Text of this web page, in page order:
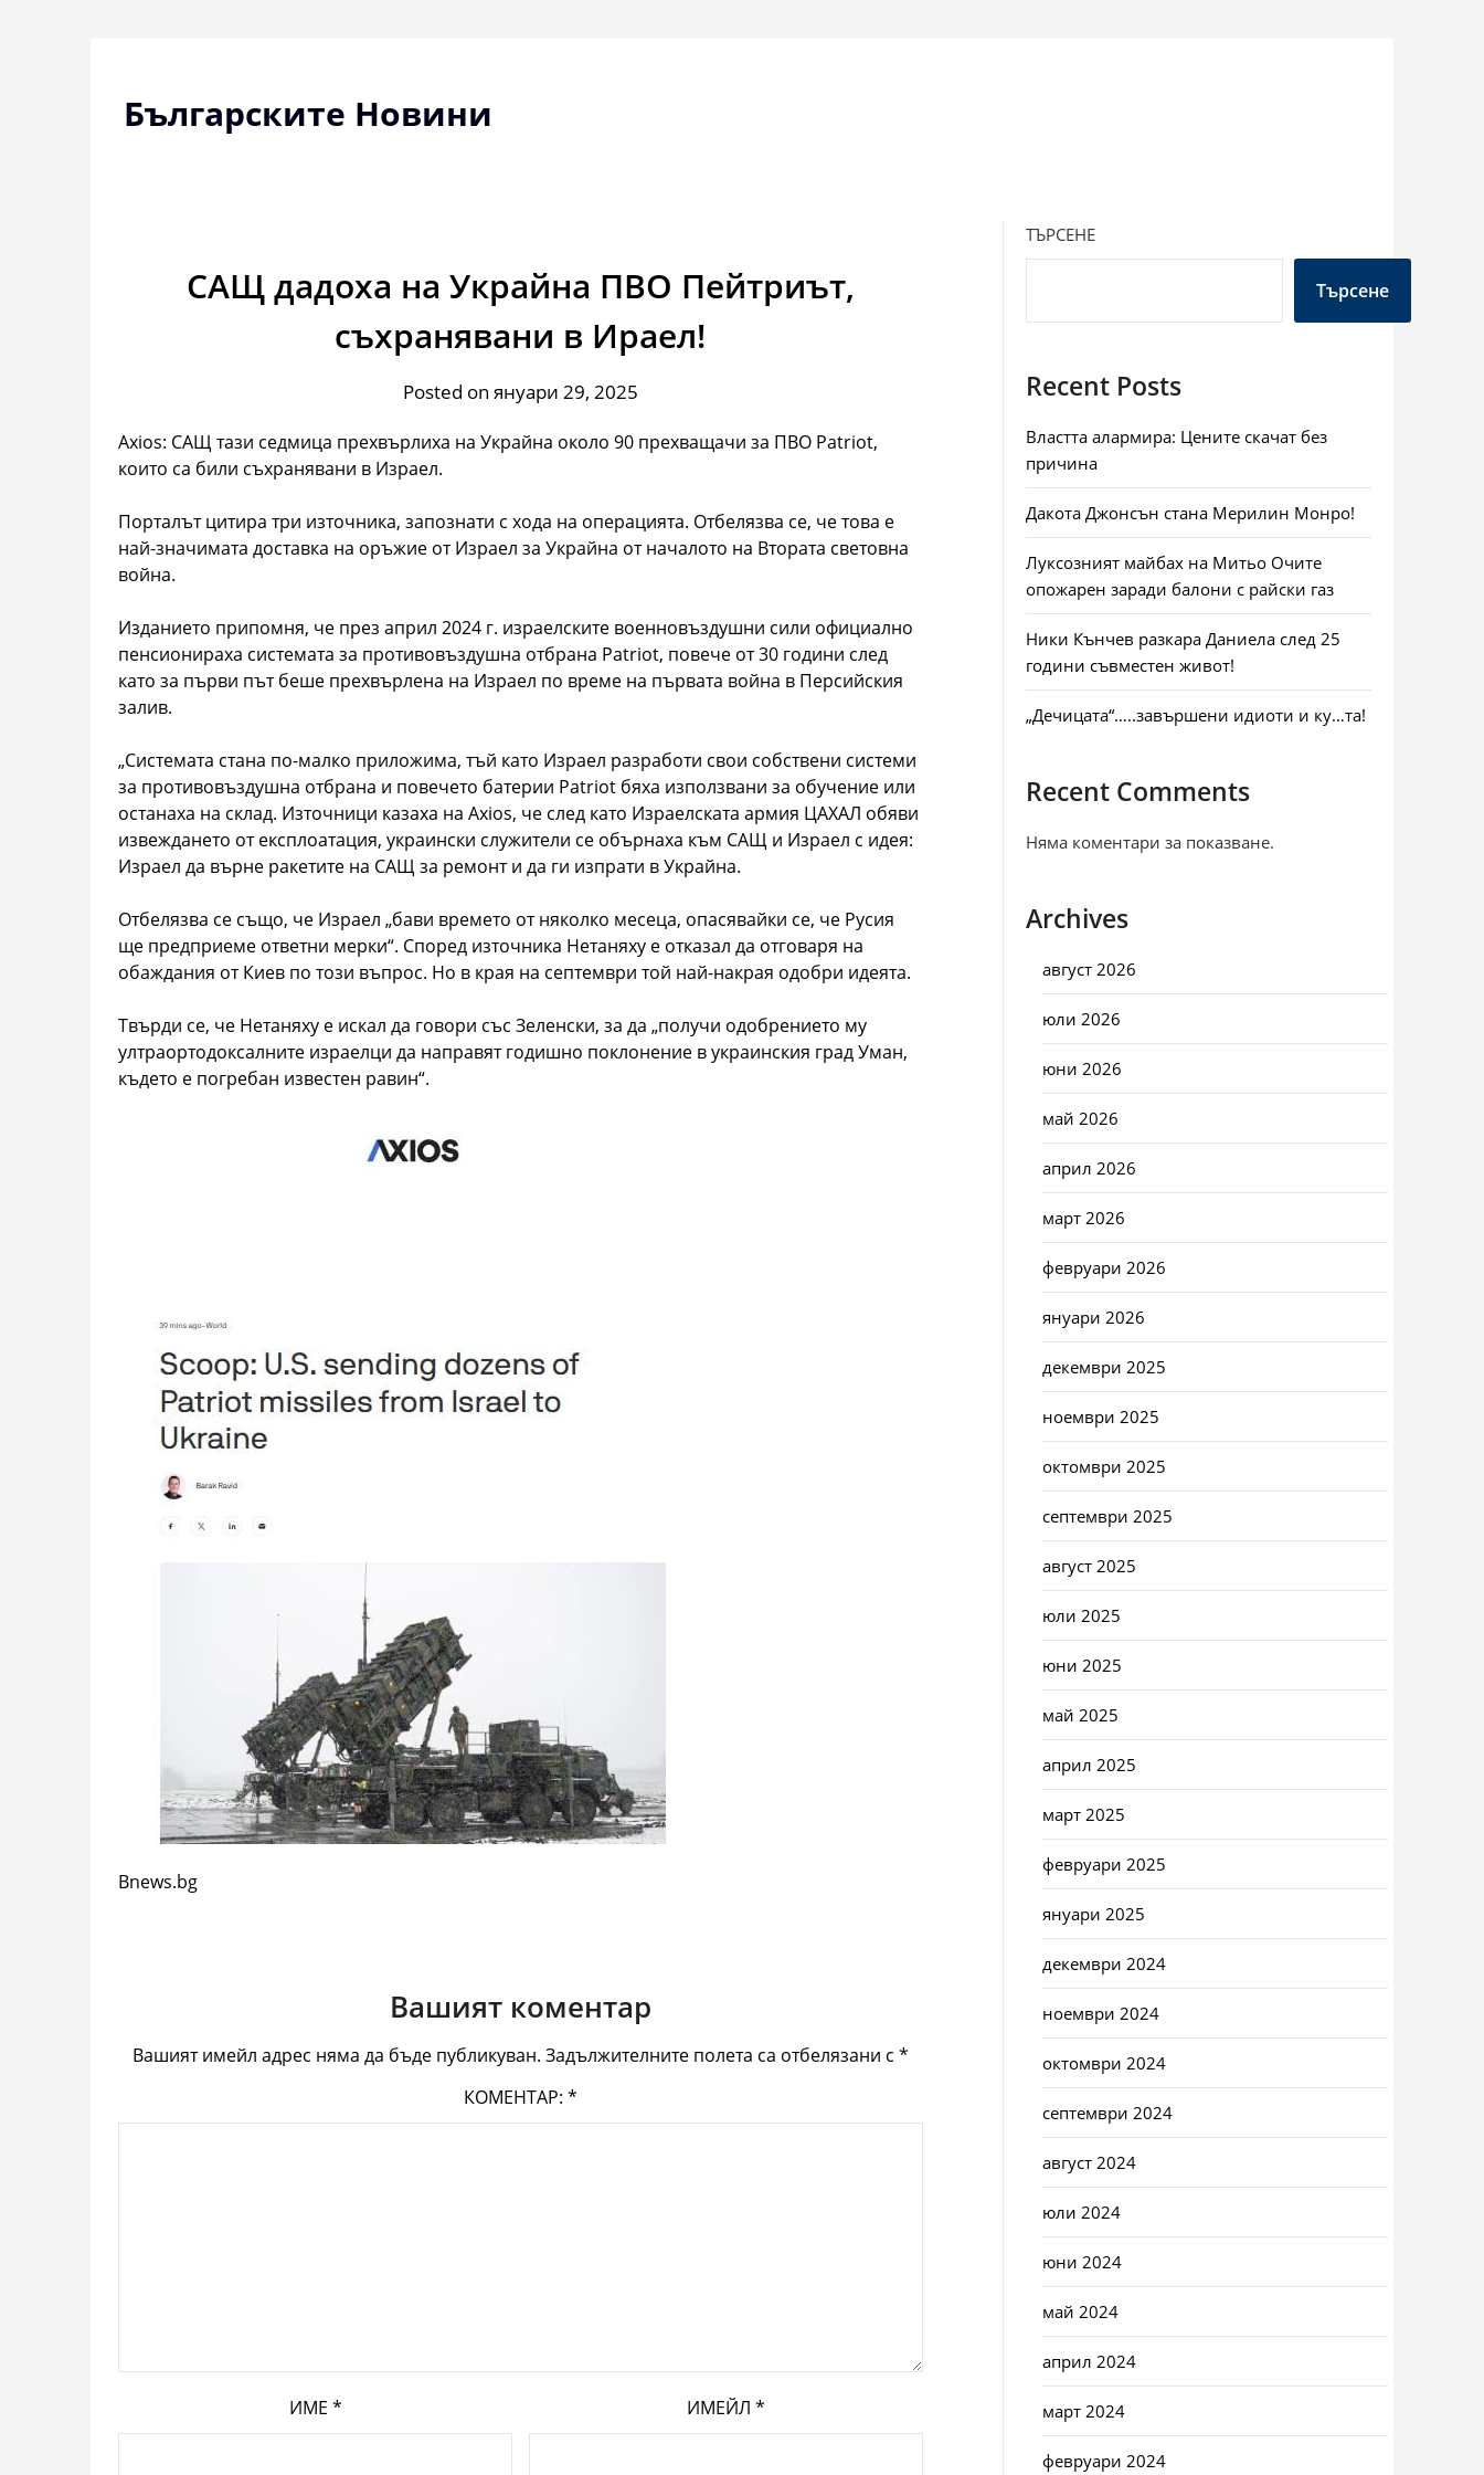
Българските Новини
САЩ дадоха на Украйна ПВО Пейтриът,
съхранявани в Ираел!
Posted on януари 29, 2025
Axios: САЩ тази седмица прехвърлиха на Украйна около 90 прехващачи за ПВО Patriot,
които са били съхранявани в Израел.
Порталът цитира три източника, запознати с хода на операцията. Отбелязва се, че това е
най-значимата доставка на оръжие от Израел за Украйна от началото на Втората световна
война.
Изданието припомня, че през април 2024 г. израелските военновъздушни сили официално
пенсионираха системата за противовъздушна отбрана Patriot, повече от 30 години след
като за първи път беше прехвърлена на Израел по време на първата война в Персийския
залив.
„Системата стана по-малко приложима, тъй като Израел разработи свои собствени системи
за противовъздушна отбрана и повечето батерии Patriot бяха използвани за обучение или
останаха на склад. Източници казаха на Axios, че след като Израелската армия ЦАХАЛ обяви
извеждането от експлоатация, украински служители се обърнаха към САЩ и Израел с идея:
Израел да върне ракетите на САЩ за ремонт и да ги изпрати в Украйна.
Отбелязва се също, че Израел „бави времето от няколко месеца, опасявайки се, че Русия
ще предприеме ответни мерки“. Според източника Нетаняху е отказал да отговаря на
обаждания от Киев по този въпрос. Но в края на септември той най-накрая одобри идеята.
Твърди се, че Нетаняху е искал да говори със Зеленски, за да „получи одобрението му
ултраортодоксалните израелци да направят годишно поклонение в украинския град Уман,
където е погребан известен равин“.
Bnews.bg
Вашият коментар
Вашият имейл адрес няма да бъде публикуван. Задължителните полета са отбелязани с *
КОМЕНТАР: *
ИМЕ * ИМЕЙЛ *
ТЪРСЕНЕ
Търсене
Recent Posts
Властта алармира: Цените скачат без
причина
Дакота Джонсън стана Мерилин Монро!
Луксозният майбах на Митьо Очите
опожарен заради балони с райски газ
Ники Кънчев разкара Даниела след 25
години съвместен живот!
„Дечицата“…..завършени идиоти и ку…та!
Recent Comments
Няма коментари за показване.
Archives
август 2026
юли 2026
юни 2026
май 2026
април 2026
март 2026
февруари 2026
януари 2026
декември 2025
ноември 2025
октомври 2025
септември 2025
август 2025
юли 2025
юни 2025
май 2025
април 2025
март 2025
февруари 2025
януари 2025
декември 2024
ноември 2024
октомври 2024
септември 2024
август 2024
юли 2024
юни 2024
май 2024
април 2024
март 2024
февруари 2024